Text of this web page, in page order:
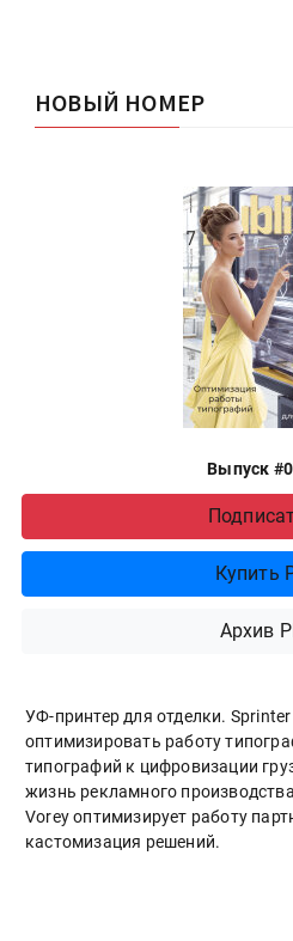
НОВЫЙ НОМЕР
Выпуск
Купить
Архив
УФ-принтер для отделки.
оптимизировать работу
типографий к цифровизации
жизнь рекламного
Vorey оптимизирует работу
кастомизация решений.